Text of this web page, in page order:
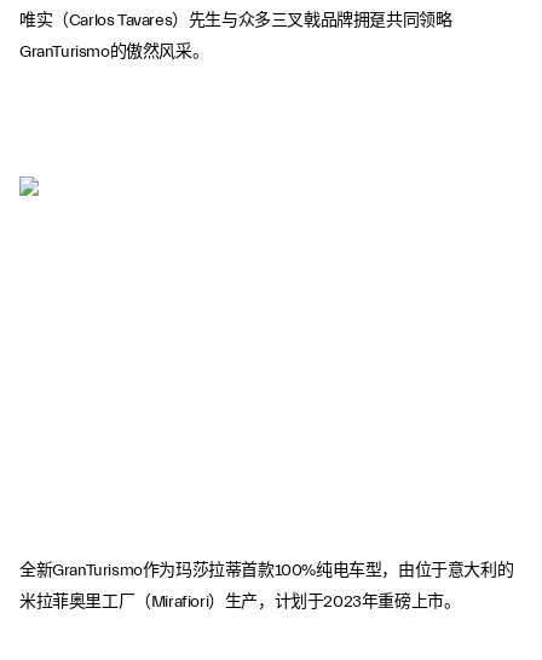
唯实（Carlos Tavares）先生与众多三叉戟品牌拥趸共同领略
GranTurismo的傲然风采。
全新GranTurismo作为玛莎拉蒂首款100%纯电车型，由位于意大利的
米拉菲奥里工厂（Mirafiori）生产，计划于2023年重磅上市。